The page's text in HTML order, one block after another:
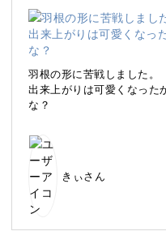
今回の講座は「イヤーカ
何通りものデザインが
今回の講座では、ワイヤ
フを作ります
羽根の形に苦戦しました。
出来上がりは可愛くなった
な？
きぃさん